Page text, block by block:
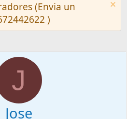
(Envia un
)
J
Jose